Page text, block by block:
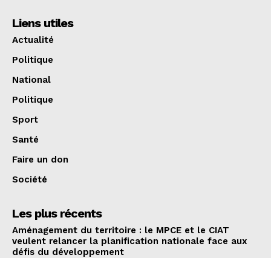
Liens utiles
Actualité
Politique
National
Politique
Sport
Santé
Faire un don
Société
Les plus récents
Aménagement du territoire : le MPCE et le CIAT
veulent relancer la planification nationale face aux
défis du développement